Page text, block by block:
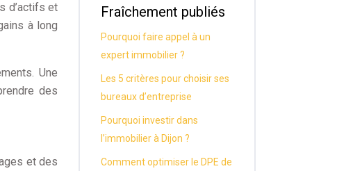
d’actifs et
à long
Une
des
et des
Fraîchement publiés
Pourquoi faire appel à un
expert immobilier ?
Les 5 critères pour choisir ses
bureaux d’entreprise
Pourquoi investir dans
l’immobilier à Dijon ?
Comment optimiser le DPE de